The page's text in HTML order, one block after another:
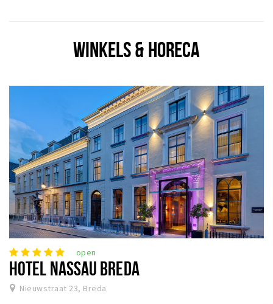
WINKELS & HORECA
open
HOTEL NASSAU BREDA
Nieuwstraat 23, Breda